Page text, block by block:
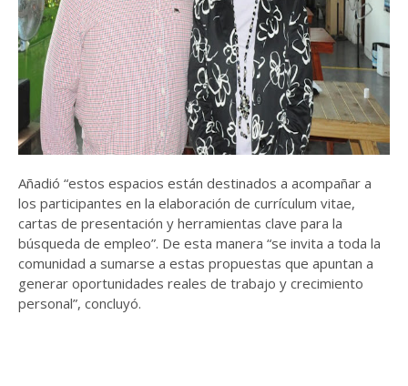
Añadió “estos espacios están destinados a acompañar a
los participantes en la elaboración de currículum vitae,
cartas de presentación y herramientas clave para la
búsqueda de empleo”. De esta manera “se invita a toda la
comunidad a sumarse a estas propuestas que apuntan a
generar oportunidades reales de trabajo y crecimiento
personal”, concluyó.